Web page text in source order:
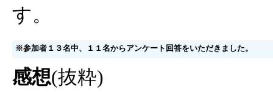
す。
※参加者１３名中、１１名からアンケート回答をいただきました。
感想(抜粋)